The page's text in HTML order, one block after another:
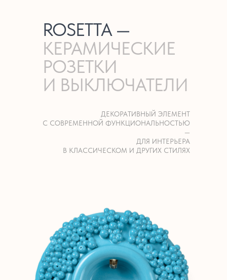
ROSETTA —
КЕРАМИЧЕСКИЕ
РОЗЕТКИ
И ВЫКЛЮЧАТЕЛИ
ДЕКОРАТИВНЫЙ ЭЛЕМЕНТ
С СОВРЕМЕННОЙ ФУНКЦИОНАЛЬНОСТЬЮ
—
ДЛЯ ИНТЕРЬЕРА
В КЛАССИЧЕСКОМ И ДРУГИХ СТИЛЯХ